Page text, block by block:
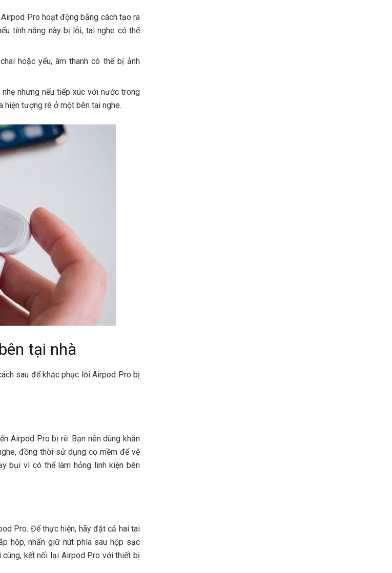
Pro hoạt động bằng cách tạo ra
tính năng này bị lỗi, tai nghe có thể
hoặc yếu, âm thanh có thể bị ảnh
nhưng nếu tiếp xúc với nước trong
hiện tượng rè ở một bên tai nghe.
tại nhà
sau để khắc phục lỗi Airpod Pro bị
Airpod Pro bị rè. Bạn nên dùng khăn
đồng thời sử dụng cọ mềm để vệ
bụi vì có thể làm hỏng linh kiện bên
Pro. Để thực hiện, hãy đặt cả hai tai
hộp, nhấn giữ nút phía sau hộp sạc
cùng, kết nối lại Airpod Pro với thiết bị